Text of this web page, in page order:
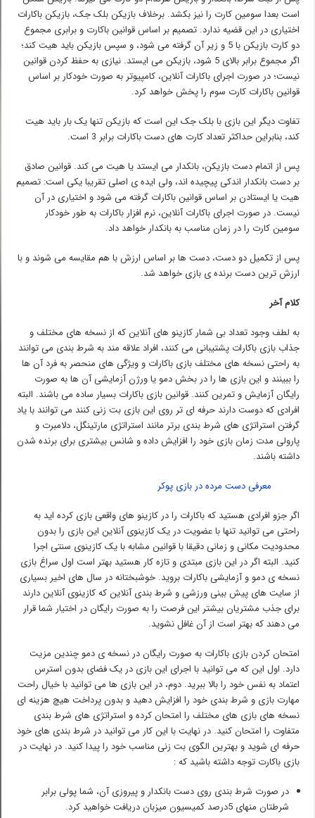
است بعدا سومین کارت را نیز بکشد. برخلاف بازیکن بلک جک، بازیکن باکارات
اختیاری در این قضیه ندارد. تصمیم بر اساس قوانین باکارت و برابری مجموع
دو کارت بازیکن با 5 و زیر آن گرفته می شود، و سپس بازیکن باید هیت کند؛
اگر مجموع برابر بالای 5 شود، بازیکن می ایستد. نیازی به حفظ کردن قوانین
نیست؛ در صورت اجرای باکارات آنلاین، کامپیوتر به صورت خودکار بر اساس
قوانین باکارات کارت سوم را پخش خواهد کرد.
تفاوت دیگر این بازی با بلک جک این است که بازیکن تنها یک بار باید هیت
کند، بنابراین حداکثر تعداد کارت های دست باکارات برابر 3 است.
پس از اتمام دست بازیکن، بانکدار می ایستد یا هیت می کند. قوانین صادق
بر دست بانکدار اندکی پیچیده اند، ولی ایده ی اصلی تقریبا یکی است: تصمیم
هیت یا ایستادن بر اساس قوانین باکارات گرفته می شود و اختیاری در آن
نیست. در صورت اجرای باکارات آنلاین، نرم افزار باکارات به طور خودکار
سومین کارت را در زمان مناسب به بانکدار خواهد داد.
پس از تکمیل دو دست، دست ها بر اساس ارزش با هم مقایسه می شوند و با
ارزش ترین دست برنده ی بازی خواهد شد.
کلام آخر
به لطف وجود تعداد بی شمار کازینو های آنلاین که از نسخه های مختلف و
جذاب بازی باکارات پشتیبانی می کنند، افراد علاقه مند به شرط بندی می توانند
به راحتی نسخه های مختلف بازی باکارات و ویژگی های منحصر به فرد آن ها
را ببینند و این بازی ها را در بخش دمو یا ورژن آزمایشی آن ها به صورت
رایگان آزمایش و تمرین کنند. قوانین بازی باکارات بسیار ساده می باشند. البته
افرادی که دوست دارند حرفه ای تر روی این بازی بت زنی کنند می توانند با یاد
گرفتن استراتژی های شرط بندی برتر مانند استراتژی مارتینگل، دلامبرت و
پارولی مدت زمان بازی خود را افزایش داده و شانس بیشتری برای برنده شدن
داشته باشند.
معرفی دست مرده در بازی پوکر
اگر جزو افرادی هستید که باکارات را در کازینو های واقعی بازی کرده اید به
راحتی می توانید تنها با عضویت در یک کازینوی آنلاین این بازی را بدون
محدودیت مکانی و زمانی دقیقا با قوانین مشابه با یک کازینوی سنتی اجرا
کنید. البته اگر در این بازی مبتدی و تازه کار هستید بهتر است اول سراغ بازی
نسخه ی دمو و آزمایشی باکارات بروید. خوشبختانه در سال های اخیر بسیاری
از سایت های پیش بینی ورزشی و شرط بندی آنلاین که کازینوی آنلاین دارند
برای جذب مشتریان بیشتر این فرصت را به صورت رایگان در اختیار شما قرار
می دهند که بهتر است از آن غافل نشوید.
امتحان کردن بازی باکارات به صورت رایگان در نسخه ی دمو چندین مزیت
دارد. اول این که می توانید با اجرای این بازی در یک فضای بدون استرس
اعتماد به نفس خود را بالا ببرید. دوم، در این بازی ها می توانید با خیال راحت
مهارت بازی و شرط بندی خود را افزایش دهید و بدون پرداخت هیچ هزینه ای
نسخه های بازی های مختلف را امتحان کرده و استراتژی های شرط بندی
متفاوت را امتحان کنید. در نهایت با این کار می توانید در شرط بندی های خود
حرفه ای شوید و بهترین الگوی بت زنی مناسب خود را پیدا کنید. در نهایت در
بازی باکارت توجه داشته باشید که :
در صورت شرط بندی روی دست بانکدار و پیروزی آن، شما پولی برابر
شرطتان منهای 5درصد کمیسیون میزبان دریافت خواهید کرد.